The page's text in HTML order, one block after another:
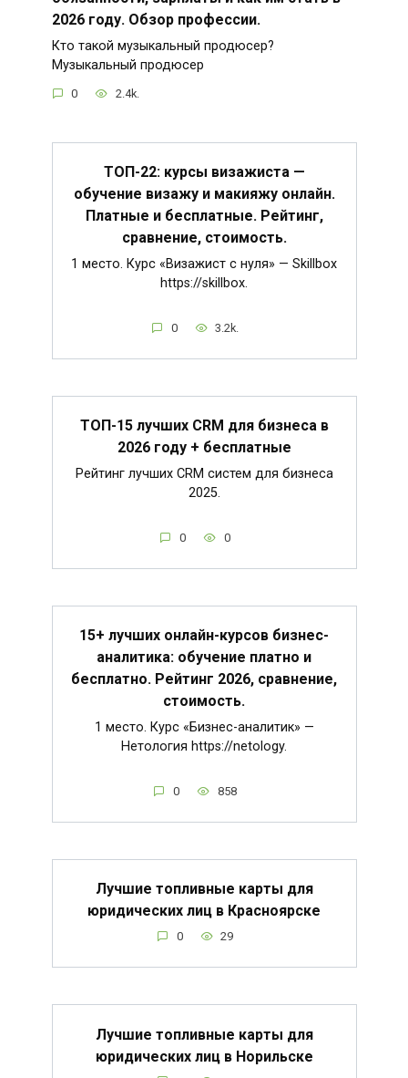
2026 году. Обзор профессии.
Кто такой музыкальный продюсер?
Музыкальный продюсер
0 2.4k.
ТОП-22: курсы визажиста —
обучение визажу и макияжу онлайн.
Платные и бесплатные. Рейтинг,
сравнение, стоимость.
1 место. Курс «Визажист с нуля» — Skillbox
https://skillbox.
0 3.2k.
ТОП-15 лучших CRM для бизнеса в
2026 году + бесплатные
Рейтинг лучших CRM систем для бизнеса
2025.
0 0
15+ лучших онлайн-курсов бизнес-
аналитика: обучение платно и
бесплатно. Рейтинг 2026, сравнение,
стоимость.
1 место. Курс «Бизнес-аналитик» —
Нетология https://netology.
0 858
Лучшие топливные карты для
юридических лиц в Красноярске
0 29
Лучшие топливные карты для
юридических лиц в Норильске